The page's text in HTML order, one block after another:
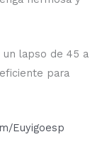
lapso de 45 a
para
Euyigoesp